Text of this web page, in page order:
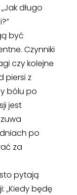
długo
być
Czynniki
czy kolejne
piersi z
bólu po
jest
po
za
pytają
„Kiedy będę